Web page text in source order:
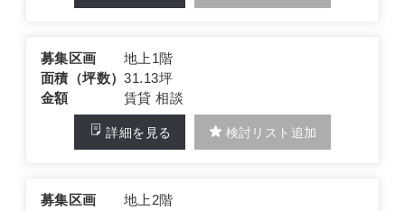
募集区画
地上1階
面積（坪数）31.13坪
金額
賃貸 相談
詳細を見る 検討リスト追加
募集区画
地上2階